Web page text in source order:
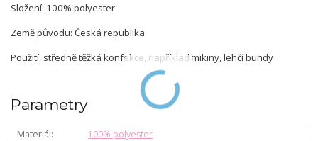
Složení: 100% polyester
Země původu: Česká republika
Použití: středně těžká konfekce, například mikiny, lehčí bundy
Parametry
Materiál
100% polyester